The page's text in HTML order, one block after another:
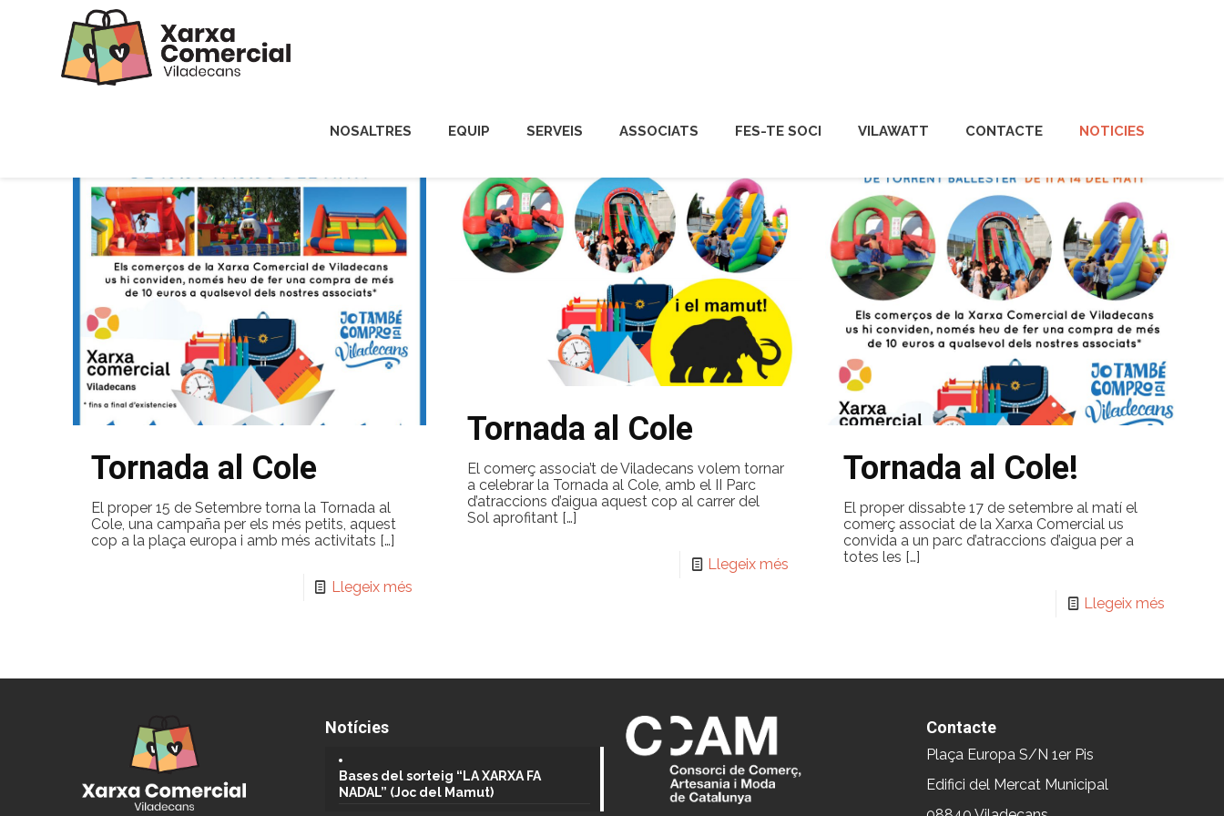
NOSALTRES EQUIP SERVEIS ASSOCIATS FES-TE SOCI VILAWATT CONTACTE NOTICIES
Tornada al Cole
El proper 15 de Setembre torna la Tornada al
Cole, una campaña per els més petits, aquest
cop a la plaça europa i amb més activitats […]
Llegeix més
Tornada al Cole
El comerç associa’t de Viladecans volem tornar
a celebrar la Tornada al Cole, amb el II Parc
d’atraccions d’aigua aquest cop al carrer del
Sol aprofitant[…]
Llegeix més
Tornada al Cole!
El proper dissabte 17 de setembre al matí el
comerç associat de la Xarxa Comercial us
convida a un parc d’atraccions d’aigua per a
totes les […]
Llegeix més
Notícies
Bases del sorteig “LA XARXA FA
NADAL” (Joc del Mamut)
Contacte
Plaça Europa S/N 1er Pis
Edifici del Mercat Municipal